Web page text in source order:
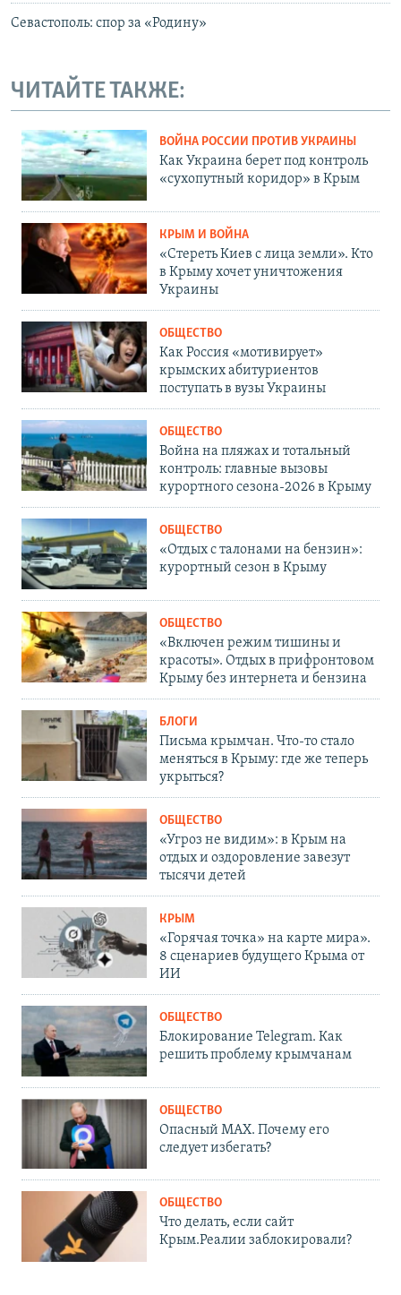
Севастополь: спор за «Родину»
ЧИТАЙТЕ ТАКЖЕ:
ВОЙНА РОССИИ ПРОТИВ УКРАИНЫ
Как Украина берет под контроль
«сухопутный коридор» в Крым
КРЫМ И ВОЙНА
«Стереть Киев с лица земли». Кто
в Крыму хочет уничтожения
Украины
ОБЩЕСТВО
Как Россия «мотивирует»
крымских абитуриентов
поступать в вузы Украины
ОБЩЕСТВО
Война на пляжах и тотальный
контроль: главные вызовы
курортного сезона-2026 в Крыму
ОБЩЕСТВО
«Отдых с талонами на бензин»:
курортный сезон в Крыму
ОБЩЕСТВО
«Включен режим тишины и
красоты». Отдых в прифронтовом
Крыму без интернета и бензина
БЛОГИ
Письма крымчан. Что-то стало
меняться в Крыму: где же теперь
укрыться?
ОБЩЕСТВО
«Угроз не видим»: в Крым на
отдых и оздоровление завезут
тысячи детей
КРЫМ
«Горячая точка» на карте мира».
8 сценариев будущего Крыма от
ИИ
ОБЩЕСТВО
Блокирование Telegram. Как
решить проблему крымчанам
ОБЩЕСТВО
Опасный MAX. Почему его
следует избегать?
ОБЩЕСТВО
Что делать, если сайт
Крым.Реалии заблокировали?